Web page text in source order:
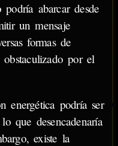
abarcar desde
un mensaje
formas de
obstaculizado por el
energética podría ser
que desencadenaría
existe la